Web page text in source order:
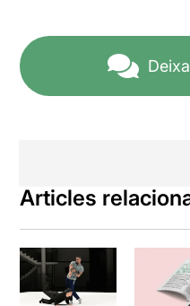
Articles